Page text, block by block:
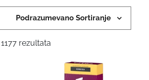
Podrazumevano Sortiranje
rezultata